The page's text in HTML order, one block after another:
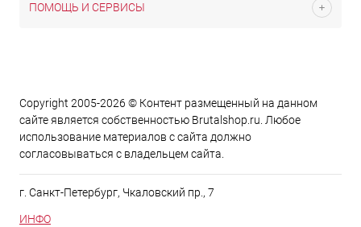
ПОМОЩЬ И СЕРВИСЫ
Copyright 2005-2026 © Контент размещенный на данном
сайте является cобственностью Brutalshop.ru. Любое
использование материалов с сайта должно
согласовываться с владельцем сайта.
г. Санкт-Петербург, Чкаловский пр., 7
ИНФО